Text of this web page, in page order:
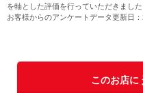
を軸とした評価を行っていただきました
お客様からのアンケートデータ更新日：
このお店に